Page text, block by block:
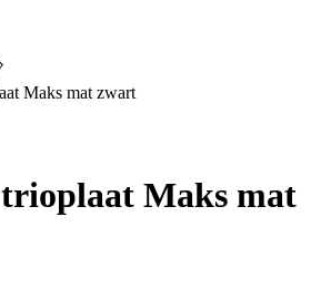
Maks mat zwart
Maks mat